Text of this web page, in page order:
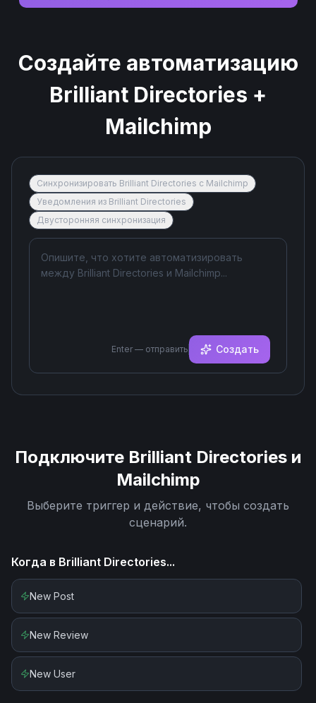
Создайте автоматизацию
Brilliant Directories +
Mailchimp
Синхронизировать Brilliant Directories с Mailchimp
Уведомления из Brilliant Directories
Двусторонняя синхронизация
Enter — отправить Создать
Подключите Brilliant Directories и
Mailchimp
Выберите триггер и действие, чтобы создать
сценарий.
Когда в Brilliant Directories...
New Post
New Review
New User